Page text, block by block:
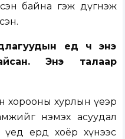
байна гэж дүгнэж
үед ч энэ
Энэ талаар
хорооны хурлын үеэр
нэмэх асуудал
ердөө хоёр хүнээс